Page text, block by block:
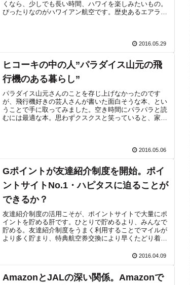
くなら、少しでも長い時間、ハワイを楽しみたいもの。
ぴったりなのがハワイアン航空です。歴史あるエアライ
2016.05.29
ヒコーキの中の人”パラダイス山元の飛
行機のある暮らし”
パラダイス山元さんのことを存じ上げなかったのです
が、飛行機好きの芸人さんが書いた面白そうな本、とい
うことで手に取ってみました。空き時間にパラパラと読
むには最適な本。思わずクスクスと笑っていると、家族
2016.05.06
Gポイントが友達紹介制度を開始。ポイ
ントサイトNo.1・ハピタスに迫ることが
できるか？
友達紹介制度の活用こそが、ポイントサイトで大量にポ
イントを貯める肝です。ひとりで貯めるより、みんなで
貯める。友達紹介制度をうまく利用することでマイルが
より多く貯まり、特典航空券交換により早くたどり着く
2016.04.09
AmazonとJALの深い関係。Amazonで